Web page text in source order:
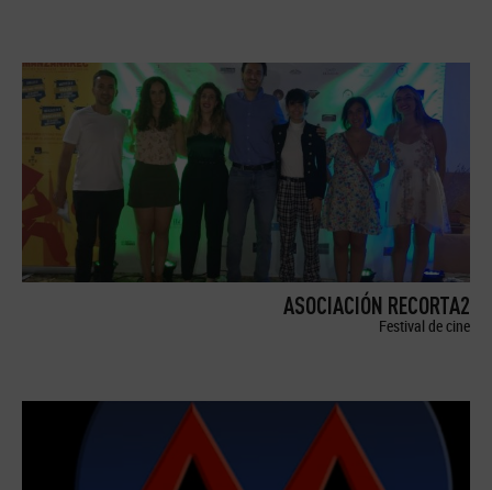
ASOCIACIÓN RECORTA2
Festival de cine